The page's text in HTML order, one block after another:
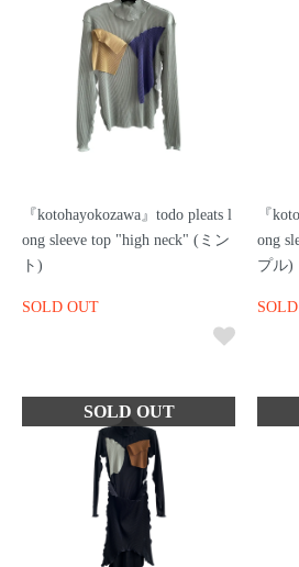
『kotohayokozawa』todo pleats l
ong sleeve top "high neck" (ミン
ト)
SOLD OUT
『
ong
プル)